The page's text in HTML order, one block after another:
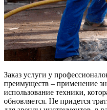
Заказ услуги у
преимуществ – применение
использование техники,
обновляется. Не придется